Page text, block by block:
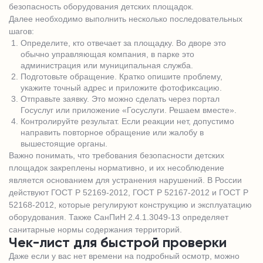
безопасность оборудования детских площадок.
Далее необходимо выполнить несколько последовательных
шагов:
Определите, кто отвечает за площадку. Во дворе это
обычно управляющая компания, в парке это
администрация или муниципальная служба.
Подготовьте обращение. Кратко опишите проблему,
укажите точный адрес и приложите фотофиксацию.
Отправьте заявку. Это можно сделать через портал
Госуслуг или приложение «Госуслуги. Решаем вместе».
Контролируйте результат. Если реакции нет, допустимо
направить повторное обращение или жалобу в
вышестоящие органы.
Важно понимать, что требования безопасности детских
площадок закреплены нормативно, и их несоблюдение
является основанием для устранения нарушений. В России
действуют ГОСТ Р 52169-2012, ГОСТ Р 52167-2012 и ГОСТ Р
52168-2012, которые регулируют конструкцию и эксплуатацию
оборудования. Также СанПиН 2.4.1.3049-13 определяет
санитарные нормы содержания территорий.
Чек-лист для быстрой проверки
Даже если у вас нет времени на подробный осмотр, можно